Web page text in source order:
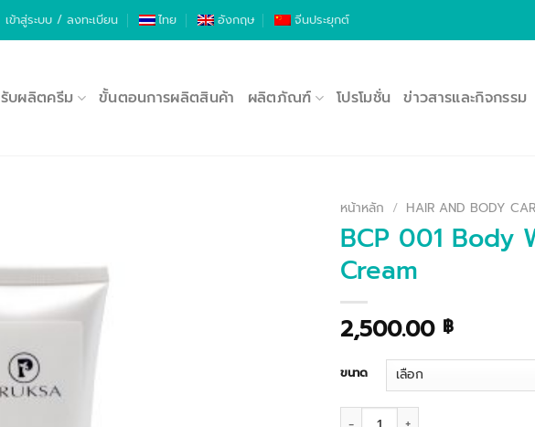
เข้าสู่ระบบ / ลงทะเบียน ไทย อังกฤษ จีนประยุกต์
รับผลิตครีม ขั้นตอนการผลิตสินค้า ผลิตภัณฑ์ โปรโมชั่น ข่าวสารและกิจกรรม
หน้าหลัก / HAIR AND BODY
BCP 001 Body
Cream
2,500.00 ฿
ขนาด
จำนวน BCP 001 Body